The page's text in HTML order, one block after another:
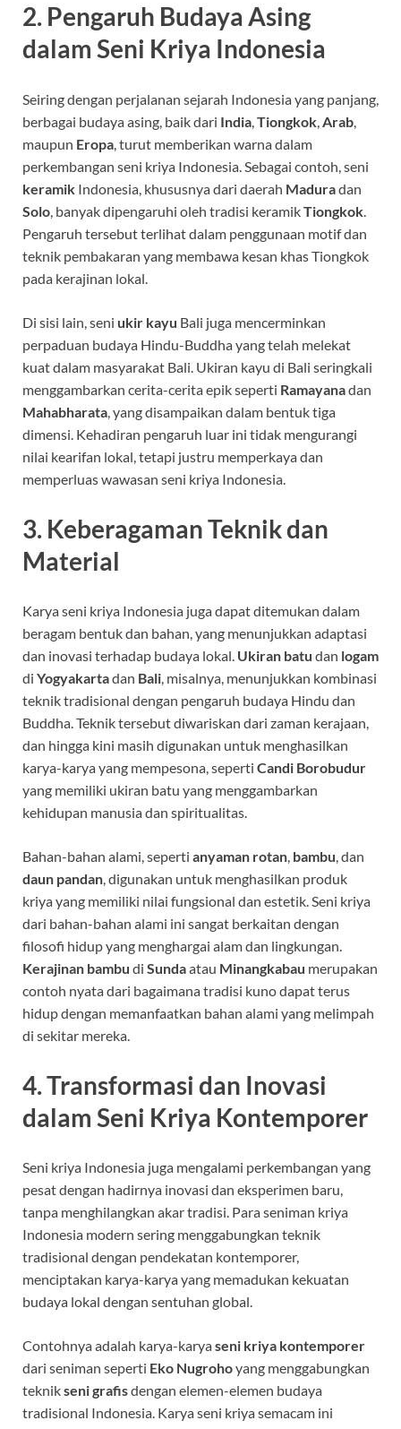
2. Pengaruh Budaya Asing
dalam Seni Kriya Indonesia
Seiring dengan perjalanan sejarah Indonesia yang panjang,
berbagai budaya asing, baik dari India Tiongkok Arab
maupun Eropa , turut memberikan warna dalam
perkembangan seni kriya Indonesia. Sebagai contoh, seni
keramik Indonesia, khususnya dari daerah Maduradan
Solo , banyak dipengaruhi oleh tradisi keramikTiongkok
Pengaruh tersebut terlihat dalam penggunaan motif dan
teknik pembakaran yang membawa kesan khas Tiongkok
pada kerajinan lokal.
Di sisi lain, seni ukir kayu Bali juga mencerminkan
perpaduan budaya Hindu-Buddha yang telah melekat
kuat dalam masyarakat Bali. Ukiran kayu di Bali seringkali
menggambarkan cerita-cerita epik seperti Ramayanadan
Mahabharata , yang disampaikan dalam bentuk tiga
dimensi. Kehadiran pengaruh luar ini tidak mengurangi
nilai kearifan lokal, tetapi justru memperkaya dan
memperluas wawasan seni kriya Indonesia.
3. Keberagaman Teknik dan
Material
Karya seni kriya Indonesia juga dapat ditemukan dalam
beragam bentuk dan bahan, yang menunjukkan adaptasi
dan inovasi terhadap budaya lokal. Ukiran batu dan logam
di Yogyakartadan Bali, misalnya, menunjukkan kombinasi
teknik tradisional dengan pengaruh budaya Hindu dan
Buddha. Teknik tersebut diwariskan dari zaman kerajaan,
dan hingga kini masih digunakan untuk menghasilkan
karya-karya yang mempesona, seperti Candi Borobudur
yang memiliki ukiran batu yang menggambarkan
kehidupan manusia dan spiritualitas.
Bahan-bahan alami, seperti anyaman rotan, bambu, dan
daun pandan, digunakan untuk menghasilkan produk
kriya yang memiliki nilai fungsional dan estetik. Seni kriya
dari bahan-bahan alami ini sangat berkaitan dengan
filosofi hidup yang menghargai alam dan lingkungan.
Kerajinan bambu di Sundaatau Minangkabau merupakan
contoh nyata dari bagaimana tradisi kuno dapat terus
hidup dengan memanfaatkan bahan alami yang melimpah
di sekitar mereka.
4. Transformasi dan Inovasi
dalam Seni Kriya Kontemporer
Seni kriya Indonesia juga mengalami perkembangan yang
pesat dengan hadirnya inovasi dan eksperimen baru,
tanpa menghilangkan akar tradisi. Para seniman kriya
Indonesia modern sering menggabungkan teknik
tradisional dengan pendekatan kontemporer,
menciptakan karya-karya yang memadukan kekuatan
budaya lokal dengan sentuhan global.
Contohnya adalah karya-karyaseni kriya kontemporer
dari seniman seperti Eko Nugrohoyang menggabungkan
teknikseni grafisdengan elemen-elemen budaya
tradisional Indonesia. Karya seni kriya semacam ini